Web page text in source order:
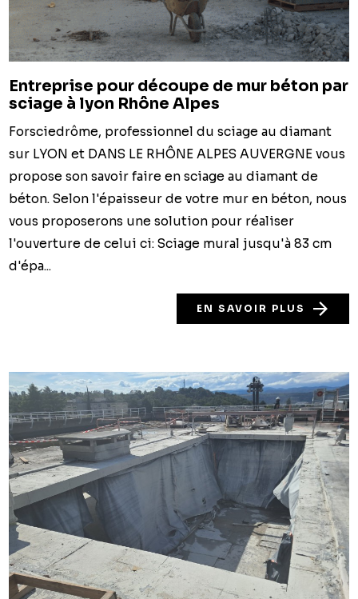
Entreprise pour découpe de mur béton par
sciage à lyon Rhône Alpes
Forsciedrôme, professionnel du sciage au diamant
sur LYON et DANS LE RHÔNE ALPES AUVERGNE vous
propose son savoir faire en sciage au diamant de
béton. Selon l'épaisseur de votre mur en béton, nous
vous proposerons une solution pour réaliser
l'ouverture de celui ci: Sciage mural jusqu'à 83 cm
d'épa...
EN SAVOIR PLUS